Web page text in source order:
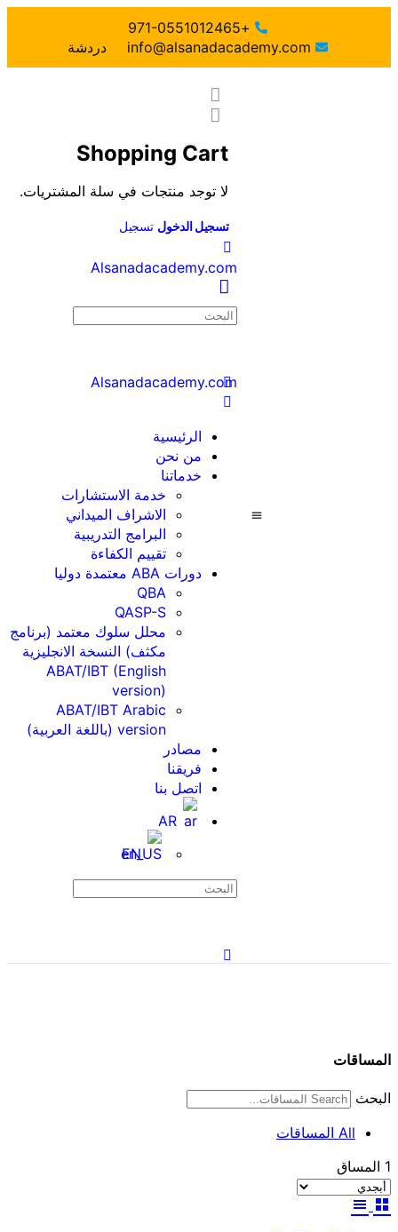
+971-0551012465
info@alsanadacademy.com
دردشة
Shopping Cart
لا توجد منتجات في سلة المشتريات.
تسجيل الدخول تسجيل
Alsanadacademy.com
Alsanadacademy.com
الرئيسية
من نحن
خدماتنا
خدمة الاستشارات
الاشراف الميداني
البرامج التدريبية
تقييم الكفاءة
دورات ABA معتمدة دوليا
QBA
QASP-S
محلل سلوك معتمد (برنامج
مكثف) النسخة الانجليزية
ABAT/IBT (English
version)
ABAT/IBT Arabic
version (باللغة العربية)
مصادر
فريقنا
اتصل بنا
AR
EN
المساقات
البحث
All المساقات
1 المساق